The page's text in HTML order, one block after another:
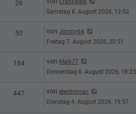
26
Samstag 8. August 2026, 13:52
50 Letzter Beitrag
vonJimmy64
Freitag 7. August 2026, 20:51
184ZugriffeLetzter Beitrag
von Maik77
Donnerstag 6. August 2026, 18:23
447 ZugriffeLetzter Beitrag
vonelectroman
Dienstag 4. August 2026, 19:57